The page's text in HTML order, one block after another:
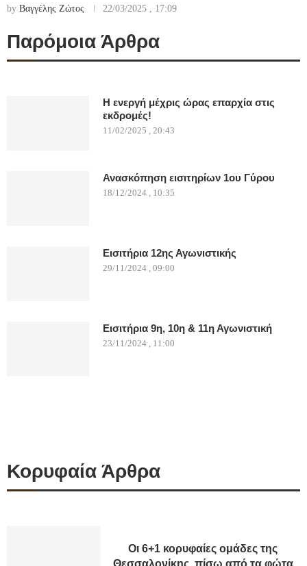
by Βαγγέλης Ζώτος 22/03/2025 , 17:09
Παρόμοια Άρθρα
Η ενεργή μέχρις ώρας επαρχία στις
εκδρομές!
11/02/2025 , 20:43
Ανασκόπηση εισιτηρίων 1ου Γύρου
18/12/2024 , 10:35
Εισιτήρια 12ης Αγωνιστικής
29/11/2024 , 09:00
Εισιτήρια 9η, 10η & 11η Αγωνιστική
23/11/2024 , 11:00
Κορυφαία Άρθρα
Οι 6+1 κορυφαίες ομάδες της